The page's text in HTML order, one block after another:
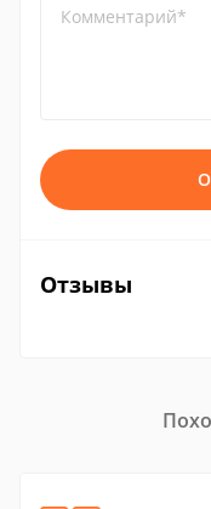
Комментарий*
Отзывы